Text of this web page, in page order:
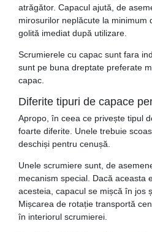
atrăgător. Capacul ajută, de
mirosurilor neplăcute la minimum
golită imediat după utilizare.
Scrumierele cu capac sunt fara
sunt pe buna dreptate preferate
capac.
Diferite tipuri de capace
Apropo, în ceea ce privește tipul
foarte diferite. Unele trebuie
deschiși pentru cenușă.
Unele scrumiere sunt, de
mecanism special. Dacă aceasta
acesteia, capacul se mișcă în jos
Mișcarea de rotație transportă
în interiorul scrumierei.